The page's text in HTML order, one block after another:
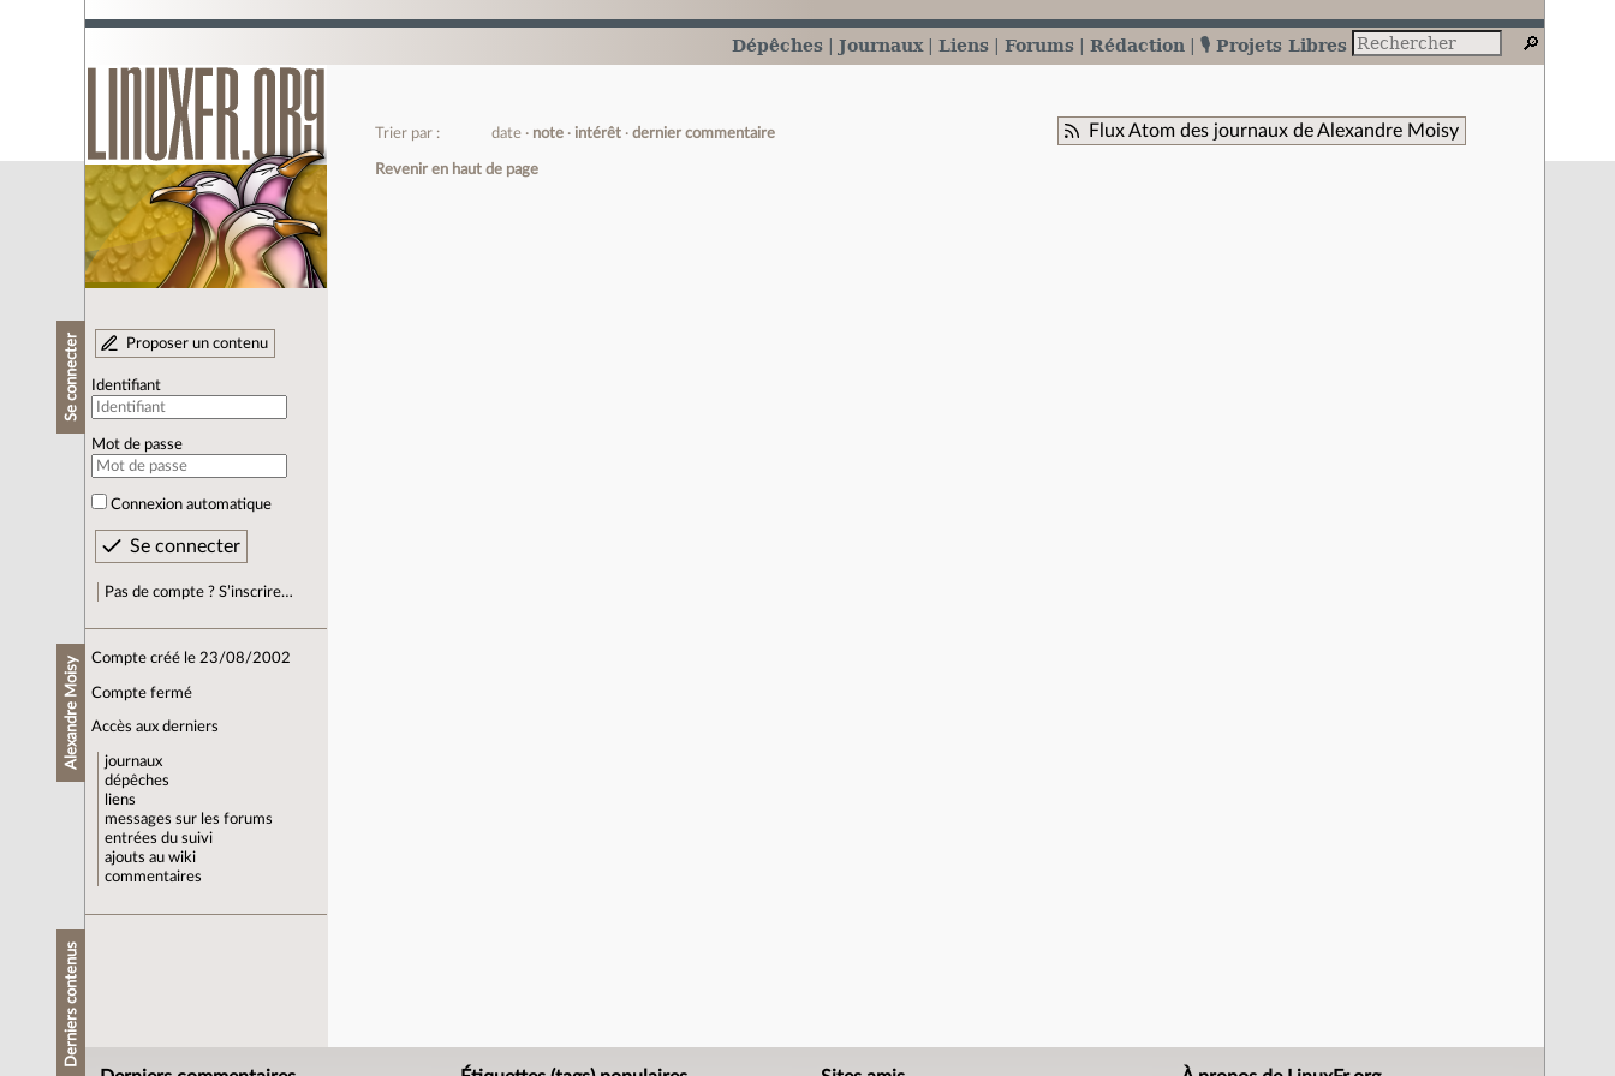
Dépêches Journaux Liens Forums Rédaction 🎙️ Projets Libres
Se connecter Proposer un contenu
Identifiant
Mot de passe
Connexion automatique
Pas de compte ? S’inscrire…
Alexandre Moisy Compte créé le 23/08/2002
Compte fermé
Accès aux derniers
journaux
dépêches
liens
messages sur les forums
entrées du suivi
ajouts au wiki
commentaires
Derniers contenus
Flux Atom des journaux de Alexandre Moisy
Trier par : date note intérêt dernier commentaire
Revenir en haut de page